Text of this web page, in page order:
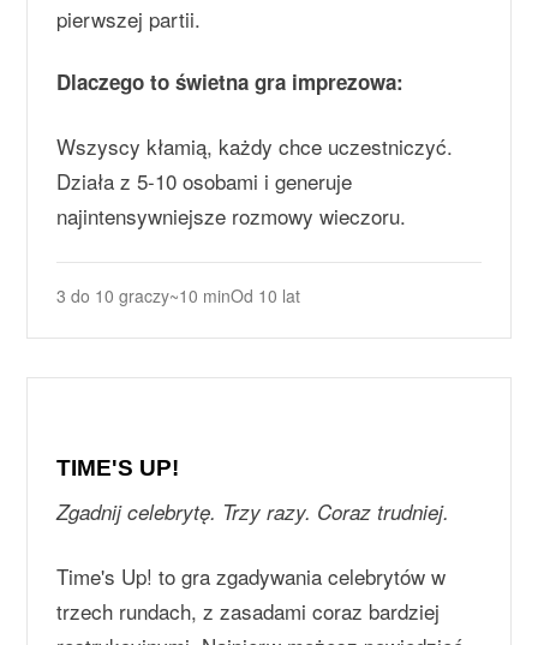
pierwszej partii.
Dlaczego to świetna gra imprezowa:
Wszyscy kłamią, każdy chce uczestniczyć.
Działa z 5-10 osobami i generuje
najintensywniejsze rozmowy wieczoru.
3 do 10 graczy~10 minOd 10 lat
TIME'S UP!
Zgadnij celebrytę. Trzy razy. Coraz trudniej.
Time's Up! to gra zgadywania celebrytów w
trzech rundach, z zasadami coraz bardziej